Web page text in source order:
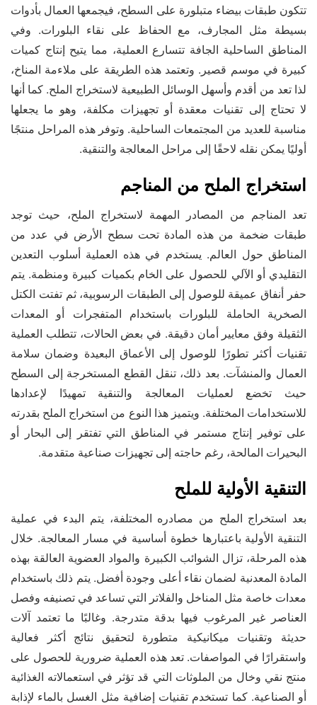
تتكون طبقات بيضاء متبلورة على السطح، فيجمعها العمال بأدوات
بسيطة مثل المجارف، مع الحفاظ على نقاء البلورات. وفي
المناطق الساحلية الجافة تتسارع العملية، مما يتيح إنتاج كميات
كبيرة في موسم قصير. وتعتمد هذه الطريقة على ملاءمة المناخ،
لذا تعد من أقدم وأسهل الوسائل الطبيعية لاستخراج الملح. كما أنها
لا تحتاج إلى تقنيات معقدة أو تجهيزات مكلفة، وهو ما يجعلها
مناسبة للعديد من المجتمعات الساحلية. وتوفر هذه المراحل منتجًا
أوليًا يمكن نقله لاحقًا إلى مراحل المعالجة والتنقية.
استخراج الملح من المناجم
تعد المناجم من المصادر المهمة لاستخراج الملح، حيث توجد
طبقات ضخمة من هذه المادة تحت سطح الأرض في عدد من
المناطق حول العالم. يستخدم في هذه العملية أسلوب التعدين
التقليدي أو الآلي للحصول على الخام بكميات كبيرة ومنظمة. يتم
حفر أنفاق عميقة للوصول إلى الطبقات الرسوبية، ثم تفتت الكتل
الصخرية الحاملة للبلورات باستخدام المتفجرات أو المعدات
الثقيلة وفق معايير أمان دقيقة. في بعض الحالات، تتطلب العملية
تقنيات أكثر تطورًا للوصول إلى الأعماق البعيدة وضمان سلامة
العمال والمنشآت. بعد ذلك، تنقل القطع المستخرجة إلى السطح
حيث تخضع لعمليات المعالجة والتنقية تمهيدًا لإعدادها
للاستخدامات المختلفة. ويتميز هذا النوع من استخراج الملح بقدرته
على توفير إنتاج مستمر في المناطق التي تفتقر إلى البحار أو
البحيرات المالحة، رغم حاجته إلى تجهيزات صناعية متقدمة.
التنقية الأولية للملح
بعد استخراج الملح من مصادره المختلفة، يتم البدء في عملية
التنقية الأولية باعتبارها خطوة أساسية في مسار المعالجة. خلال
هذه المرحلة، تزال الشوائب الكبيرة والمواد العضوية العالقة بهذه
المادة المعدنية لضمان نقاء أعلى وجودة أفضل. يتم ذلك باستخدام
معدات خاصة مثل المناخل والفلاتر التي تساعد في تصنيفه وفصل
العناصر غير المرغوب فيها بدقة متدرجة. وغالبًا ما تعتمد آلات
حديثة وتقنيات ميكانيكية متطورة لتحقيق نتائج أكثر فعالية
واستقرارًا في المواصفات. تعد هذه العملية ضرورية للحصول على
منتج نقي وخال من الملوثات التي قد تؤثر في استعمالاته الغذائية
أو الصناعية. كما تستخدم تقنيات إضافية مثل الغسل بالماء لإذابة